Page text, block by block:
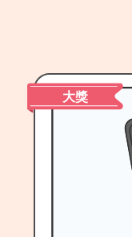
電子保單C獎